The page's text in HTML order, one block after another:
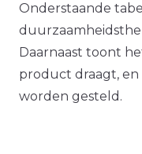
Onderstaande
Daarnaast toont
product draagt, en
worden gesteld.